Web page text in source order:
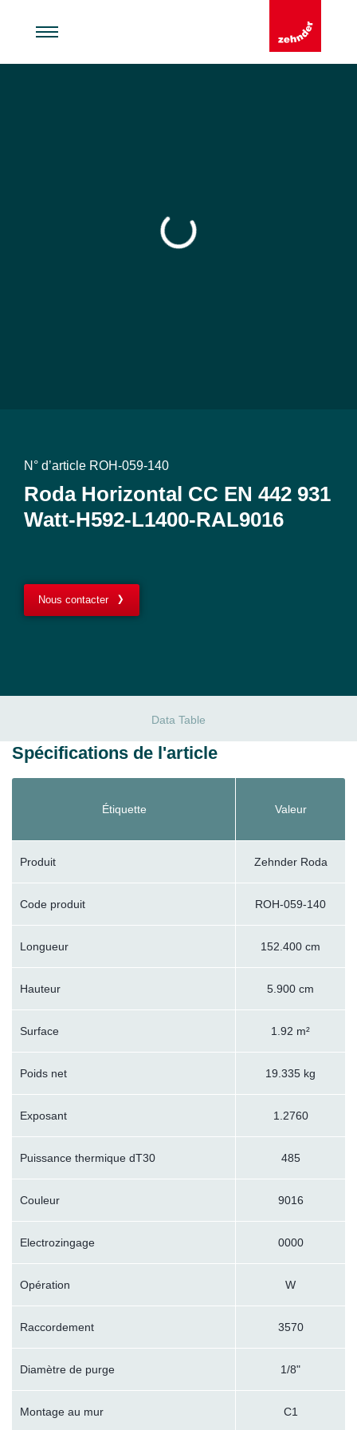
N° d’article ROH-059-140
Roda Horizontal CC EN 442 931
Watt-H592-L1400-RAL9016
Nous contacter
Data Table
Spécifications de l'article
Étiquette Valeur
Produit Zehnder Roda
Code produit ROH-059-140
Longueur 152.400 cm
Hauteur 5.900 cm
Surface 1.92 m²
Poids net 19.335 kg
Exposant 1.2760
Puissance thermique dT30 485
Couleur 9016
Electrozingage 0000
Opération W
Raccordement 3570
Diamètre de purge 1/8"
Montage au mur C1